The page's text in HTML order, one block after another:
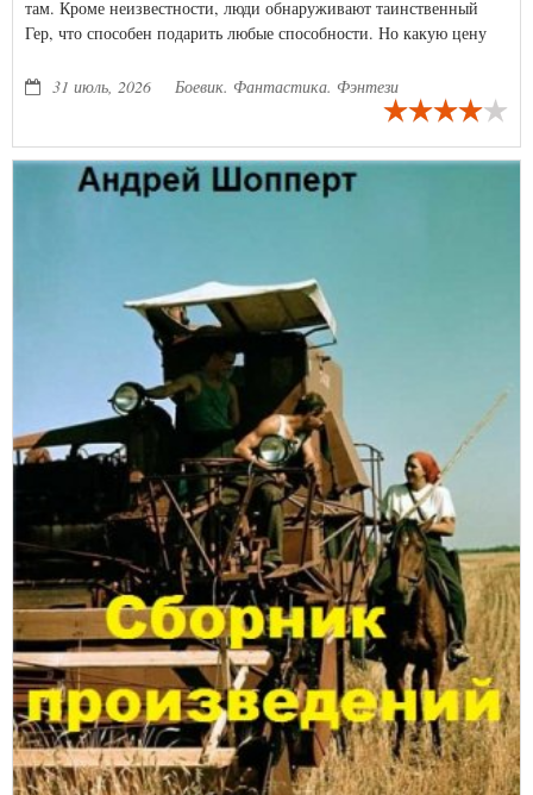
там. Кроме неизвестности, люди обнаруживают таинственный
Гер, что способен подарить любые способности. Но какую цену
мужчина по имени Рад, попадает в череду случайностей, где
31 июль, 2026 Боевик. Фантастика. Фэнтези